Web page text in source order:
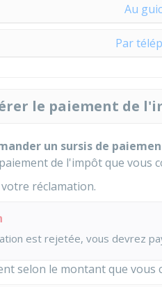
Au
Par
le paiement de
un sursis de
de l'impôt que vous
réclamation.
est rejetée, vous devrez
selon le montant que vous